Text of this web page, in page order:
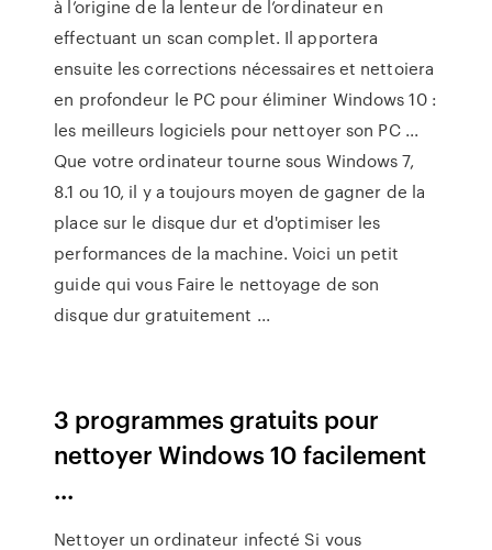
à l’origine de la lenteur de l’ordinateur en
effectuant un scan complet. Il apportera
ensuite les corrections nécessaires et nettoiera
en profondeur le PC pour éliminer Windows 10 :
les meilleurs logiciels pour nettoyer son PC ...
Que votre ordinateur tourne sous Windows 7,
8.1 ou 10, il y a toujours moyen de gagner de la
place sur le disque dur et d'optimiser les
performances de la machine. Voici un petit
guide qui vous Faire le nettoyage de son
disque dur gratuitement ...
3 programmes gratuits pour
nettoyer Windows 10 facilement
...
Nettoyer un ordinateur infecté Si vous